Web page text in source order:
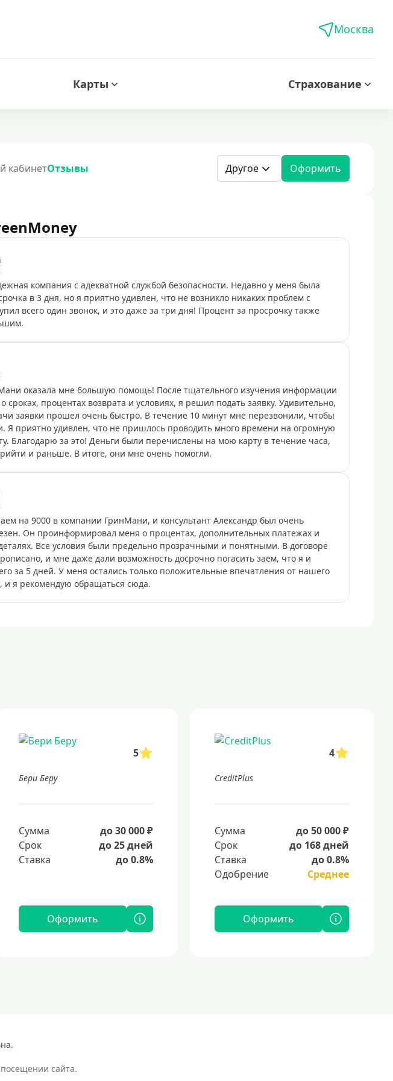
Москва
Карты Страхование
кабинетОтзывы Другое Оформить
компания с адекватной службой безопасности. Недавно у меня была
в 3 дня, но я приятно удивлен, что не возникло никаких проблем с
всего один звонок, и это даже за три дня! Процент за просрочку также
оказала мне большую помощь! После тщательного изучения информации
сроках, процентах возврата и условиях, я решил подать заявку. Удивительно,
заявки прошел очень быстро. В течение 10 минут мне перезвонили, чтобы
Я приятно удивлен, что не пришлось проводить много времени на огромную
Благодарю за это! Деньги были перечислены на мою карту в течение часа,
и раньше. В итоге, они мне очень помогли.
на 9000 в компании ГринМани, и консультант Александр был очень
Он проинформировал меня о процентах, дополнительных платежах и
Все условия были предельно прозрачными и понятными. В договоре
и мне даже дали возможность досрочно погасить заем, что я и
за 5 дней. У меня остались только положительные впечатления от нашего
и я рекомендую обращаться сюда.
5
Бери Беру
Сумма
до 30 000 ₽
Срок
до 25 дней
Ставка
до 0.8%
Оформить
4
CreditPlus
Сумма
до 50 000 ₽
Срок
до 168 дней
Ставка
до 0.8%
Одобрение
Среднее
Оформить
сайта.